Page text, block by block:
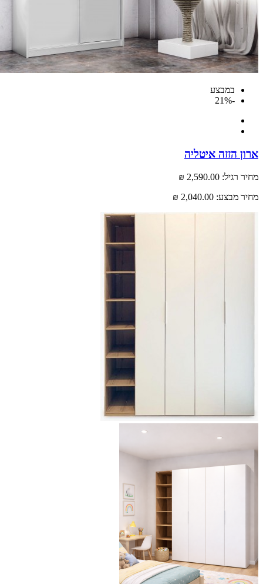
במבצע
הזזה איטליה
רגיל: 2,590.00 ₪
מבצע: 2,040.00 ₪